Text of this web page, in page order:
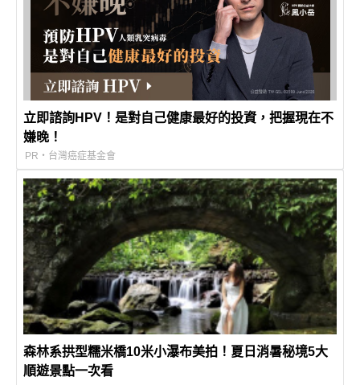
立即諮詢HPV！是對自己健康最好的投資，把握現在不
嫌晚！
PR・台灣癌症基金會
森林系拱型糯米橋10米小瀑布美拍！夏日消暑秘境5大
順遊景點一次看